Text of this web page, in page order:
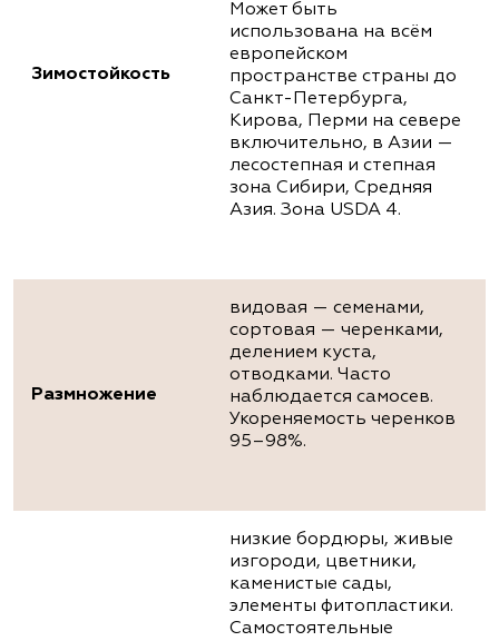
Зимостойкость
Может быть
использована на всём
европейском
пространстве страны до
Санкт-Петербурга,
Кирова, Перми на севере
включительно, в Азии —
лесостепная и степная
зона Сибири, Средняя
Азия. Зона USDA 4.
Размножение
видовая — семенами,
сортовая — черенками,
делением куста,
отводками. Часто
наблюдается самосев.
Укореняемость черенков
95–98%.
низкие бордюры, живые
изгороди, цветники,
каменистые сады,
элементы фитопластики.
Самостоятельные